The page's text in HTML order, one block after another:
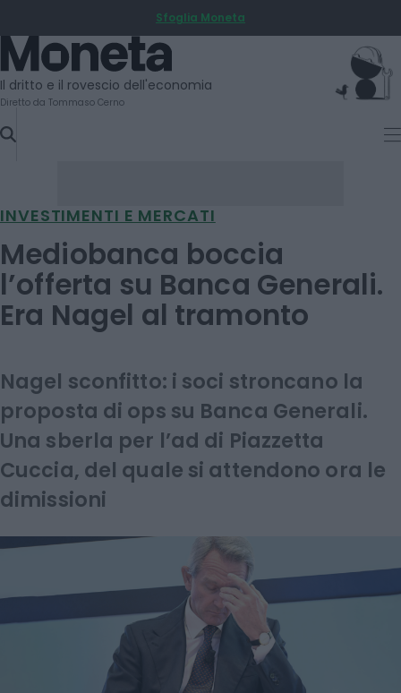
TO
CONTENT
Sfoglia Moneta
Moneta
Il dritto e il rovescio dell'economia
Diretto da Tommaso Cerno
INVESTIMENTI E MERCATI
Mediobanca boccia
l’offerta su Banca Generali.
Era Nagel al tramonto
Nagel sconfitto: i soci stroncano la
proposta di ops su Banca Generali.
Una sberla per l’ad di Piazzetta
Cuccia, del quale si attendono ora le
dimissioni